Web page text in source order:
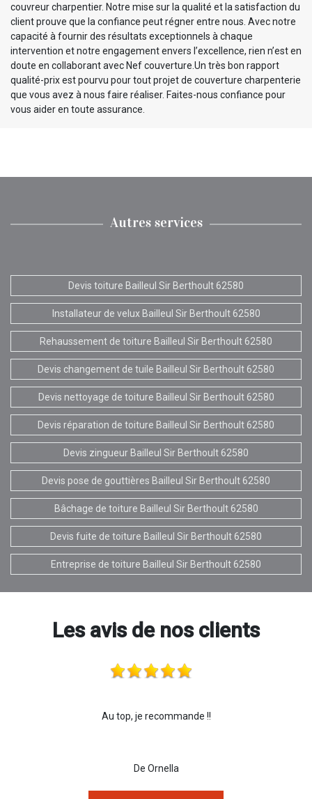
couvreur charpentier. Notre mise sur la qualité et la satisfaction du
client prouve que la confiance peut régner entre nous. Avec notre
capacité à fournir des résultats exceptionnels à chaque
intervention et notre engagement envers l’excellence, rien n’est en
doute en collaborant avec Nef couverture.Un très bon rapport
qualité-prix est pourvu pour tout projet de couverture charpenterie
que vous avez à nous faire réaliser. Faites-nous confiance pour
vous aider en toute assurance.
Autres services
Devis toiture Bailleul Sir Berthoult 62580
Installateur de velux Bailleul Sir Berthoult 62580
Rehaussement de toiture Bailleul Sir Berthoult 62580
Devis changement de tuile Bailleul Sir Berthoult 62580
Devis nettoyage de toiture Bailleul Sir Berthoult 62580
Devis réparation de toiture Bailleul Sir Berthoult 62580
Devis zingueur Bailleul Sir Berthoult 62580
Devis pose de gouttières Bailleul Sir Berthoult 62580
Bâchage de toiture Bailleul Sir Berthoult 62580
Devis fuite de toiture Bailleul Sir Berthoult 62580
Entreprise de toiture Bailleul Sir Berthoult 62580
Les avis de nos clients
Au top, je recommande !!
De Ornella